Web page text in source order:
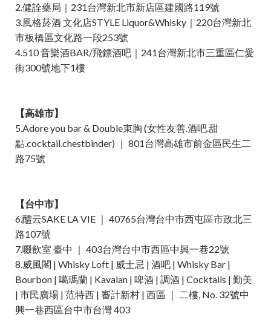
2.健詮藥局｜231台灣新北市新店區建國路119號
3.風格菸酒 文化店STYLE Liquor&Whisky｜220台灣新北
市板橋區文化路一段253號
4.510 音樂酒BAR/飛鏢酒吧｜241台灣新北市三重區仁愛
街300號地下1樓
【高雄市】
5.Adore you bar & Double束胸 (女性友善.酒吧.甜
點.cocktail.chestbinder) ｜ 801台灣高雄市前金區民生二
路75號
【台中市】
6.醴云SAKE LA VIE ｜ 40765台灣台中市西屯區市政北三
路107號
7.啜飲室 臺中 ｜ 403台灣台中市西區中興一巷22號
8.威風閣 | Whisky Loft | 威士忌 | 酒吧 | Whisky Bar |
Bourbon | 噶瑪蘭 | Kavalan | 啤酒 | 調酒 | Cocktails | 勤美
| 市民廣場 | 范特西 | 審計新村 | 西區 ｜ 二樓, No. 32號中
興一巷西區台中市台灣 403